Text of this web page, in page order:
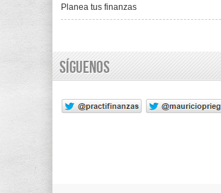
Planea tus finanzas
Síguenos